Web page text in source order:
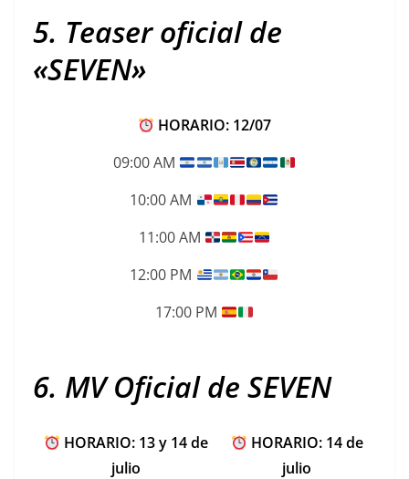
5. Teaser oficial de
«SEVEN»
HORARIO: 12/07
09:00 AM
10:00 AM
11:00 AM
12:00 PM
17:00 PM
6. MV Oficial de SEVEN
HORARIO: 13 y 14 de
julio
HORARIO: 14 de
julio